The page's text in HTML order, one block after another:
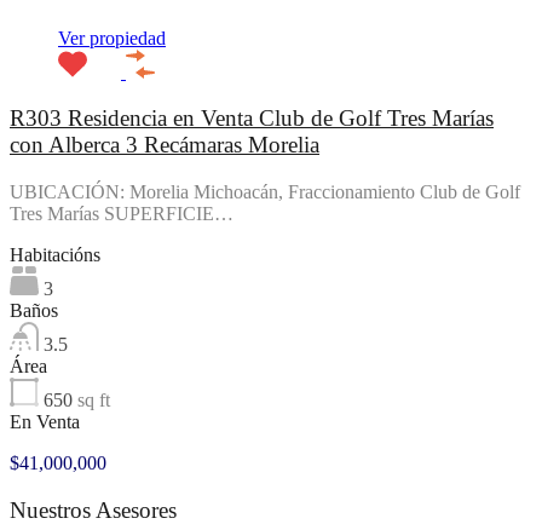
Ver propiedad
R303 Residencia en Venta Club de Golf Tres Marías
con Alberca 3 Recámaras Morelia
UBICACIÓN: Morelia Michoacán, Fraccionamiento Club de Golf
Tres Marías SUPERFICIE…
Habitacións
3
Baños
3.5
Área
650 sq ft
En Venta
$41,000,000
Nuestros Asesores